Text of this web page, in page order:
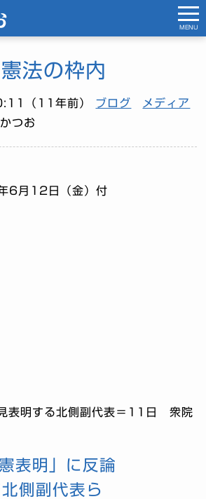
法の枠内
（11年前） ブログ
メディア
つお
6月12日（金）付
表明する北側副代表＝11日 衆院
表明」に反論
側副代表ら
MENU